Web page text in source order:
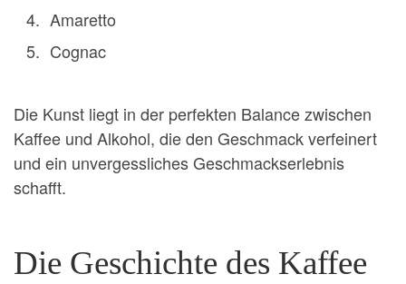
Amaretto
Cognac
Die Kunst liegt in der perfekten Balance zwischen
Kaffee und Alkohol, die den Geschmack verfeinert
und ein unvergessliches Geschmackserlebnis
schafft.
Die Geschichte des Kaffee